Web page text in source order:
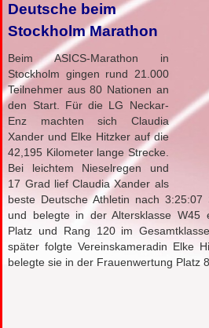
Deutsche beim
Stockholm Marathon
Beim ASICS-Marathon in
Stockholm gingen rund 21.000
Teilnehmer aus 80 Nationen an
den Start. Für die LG Neckar-
Enz machten sich Claudia
Xander und Elke Hitzker auf die
42,195 Kilometer lange Strecke.
Bei leichtem Nieselregen und
17 Grad lief Claudia Xander als
beste Deutsche Athletin nach
und belegte in der Altersklasse W45
Platz und Rang 120 im
später folgte Vereinskameradin Elke
belegte sie in der Frauenwertung Platz